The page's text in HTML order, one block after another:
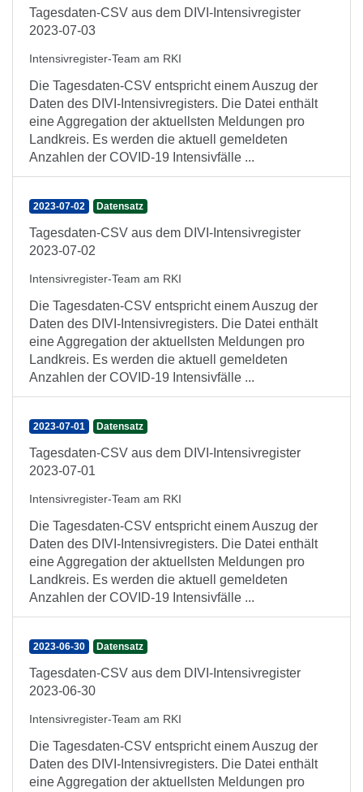
Tagesdaten-CSV aus dem DIVI-Intensivregister
2023-07-03
Intensivregister-Team am RKI
Die Tagesdaten-CSV entspricht einem Auszug der
Daten des DIVI-Intensivregisters. Die Datei enthält
eine Aggregation der aktuellsten Meldungen pro
Landkreis. Es werden die aktuell gemeldeten
Anzahlen der COVID-19 Intensivfälle ...
2023-07-02 Datensatz
Tagesdaten-CSV aus dem DIVI-Intensivregister
2023-07-02
Intensivregister-Team am RKI
Die Tagesdaten-CSV entspricht einem Auszug der
Daten des DIVI-Intensivregisters. Die Datei enthält
eine Aggregation der aktuellsten Meldungen pro
Landkreis. Es werden die aktuell gemeldeten
Anzahlen der COVID-19 Intensivfälle ...
2023-07-01 Datensatz
Tagesdaten-CSV aus dem DIVI-Intensivregister
2023-07-01
Intensivregister-Team am RKI
Die Tagesdaten-CSV entspricht einem Auszug der
Daten des DIVI-Intensivregisters. Die Datei enthält
eine Aggregation der aktuellsten Meldungen pro
Landkreis. Es werden die aktuell gemeldeten
Anzahlen der COVID-19 Intensivfälle ...
2023-06-30 Datensatz
Tagesdaten-CSV aus dem DIVI-Intensivregister
2023-06-30
Intensivregister-Team am RKI
Die Tagesdaten-CSV entspricht einem Auszug der
Daten des DIVI-Intensivregisters. Die Datei enthält
eine Aggregation der aktuellsten Meldungen pro